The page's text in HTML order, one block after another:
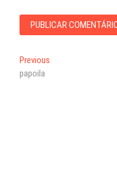
Navegação
de
Previous
papoila